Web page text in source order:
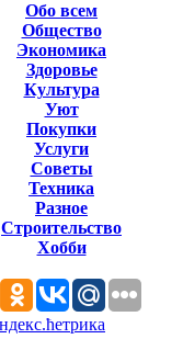
Обо всем
Общество
Экономика
Здоровье
Культура
Уют
Покупки
Услуги
Советы
Техника
Разное
Строительство
Хобби